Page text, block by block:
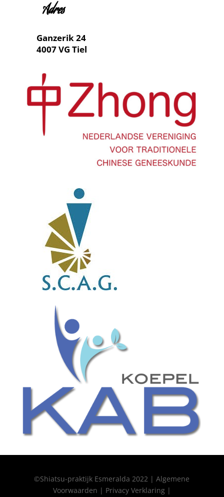
Adres
Ganzerik 24
4007 VG Tiel
©Shiatsu-praktijk Esmeralda 2022 |Algemene
Voorwaarden | Privacy Verklaring|